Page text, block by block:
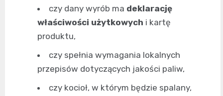
czy dany wyrób ma deklarację
właściwości użytkowych i kartę
produktu,
czy spełnia wymagania lokalnych
przepisów dotyczących jakości paliw,
czy kocioł, w którym będzie spalany,